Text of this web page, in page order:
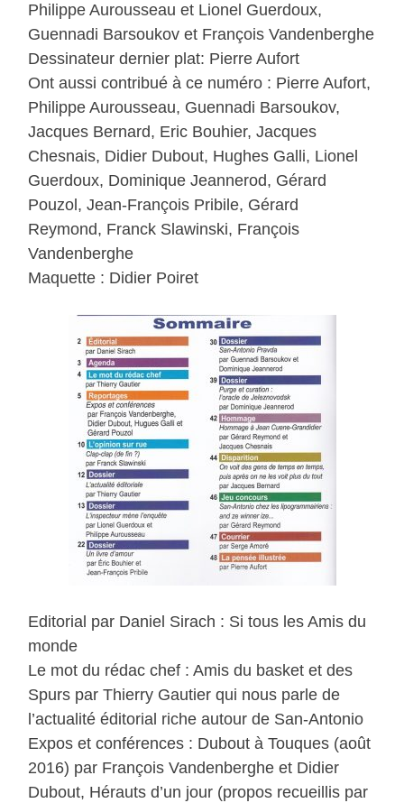
Philippe Aurousseau et Lionel Guerdoux,
Guennadi Barsoukov et François Vandenberghe
Dessinateur dernier plat: Pierre Aufort
Ont aussi contribué à ce numéro : Pierre Aufort,
Philippe Aurousseau, Guennadi Barsoukov,
Jacques Bernard, Eric Bouhier, Jacques
Chesnais, Didier Dubout, Hughes Galli, Lionel
Guerdoux, Dominique Jeannerod, Gérard
Pouzol, Jean-François Pribile, Gérard
Reymond, Franck Slawinski, François
Vandenberghe
Maquette : Didier Poiret
Editorial par Daniel Sirach : Si tous les Amis du
monde
Le mot du rédac chef : Amis du basket et des
Spurs par Thierry Gautier qui nous parle de
l’actualité éditorial riche autour de San-Antonio
Expos et conférences : Dubout à Touques (août
2016) par François Vandenberghe et Didier
Dubout, Hérauts d’un jour (propos recueillis par